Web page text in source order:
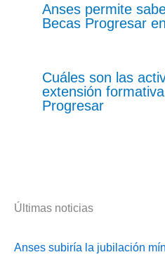
Anses permite
Becas Progresar
Cuáles son las
extensión
Progresar
Últimas noticias
Anses subiría la jubilación